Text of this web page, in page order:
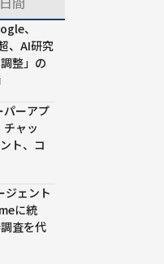
、
、AI研究
整」の
ーアプ
ャッ
ト、コ
ジェント
に統
査を代